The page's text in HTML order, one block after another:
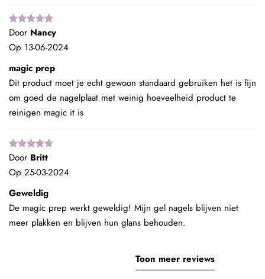
Door Nancy
Op 13-06-2024
magic prep
Dit product moet je echt gewoon standaard gebruiken het is fijn
om goed de nagelplaat met weinig hoeveelheid product te
reinigen magic it is
Door Britt
Op 25-03-2024
Geweldig
De magic prep werkt geweldig! Mijn gel nagels blijven niet
meer plakken en blijven hun glans behouden.
Toon meer reviews